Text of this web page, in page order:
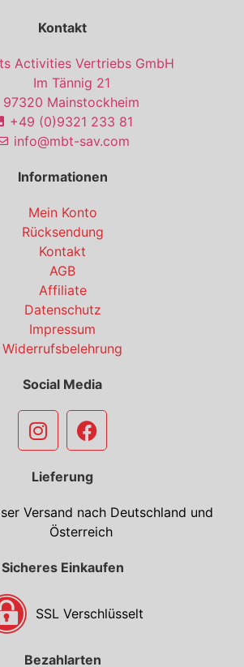
Kontakt
Activities Vertriebs GmbH
Im Tännig 21
97320 Mainstockheim
+49 (0)9321 233 81
info@mbt-sav.com
Informationen
Mein Konto
Rücksendung
Kontakt
AGB
Affiliate
Datenschutz
Impressum
Widerrufsbelehrung
Social Media
Lieferung
Versand nach Deutschland und
Österreich
Sicheres Einkaufen
SSL Verschlüsselt
Bezahlarten